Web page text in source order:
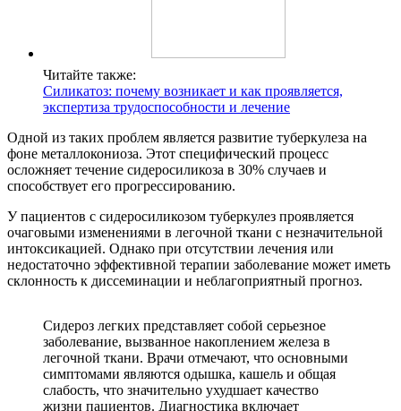
Читайте также:
Силикатоз: почему возникает и как проявляется,
экспертиза трудоспособности и лечение
Одной из таких проблем является развитие туберкулеза на
фоне металлокониоза. Этот специфический процесс
осложняет течение сидеросиликоза в 30% случаев и
способствует его прогрессированию.
У пациентов с сидеросиликозом туберкулез проявляется
очаговыми изменениями в легочной ткани с незначительной
интоксикацией. Однако при отсутствии лечения или
недостаточно эффективной терапии заболевание может иметь
склонность к диссеминации и неблагоприятный прогноз.
Сидероз легких представляет собой серьезное
заболевание, вызванное накоплением железа в
легочной ткани. Врачи отмечают, что основными
симптомами являются одышка, кашель и общая
слабость, что значительно ухудшает качество
жизни пациентов. Диагностика включает